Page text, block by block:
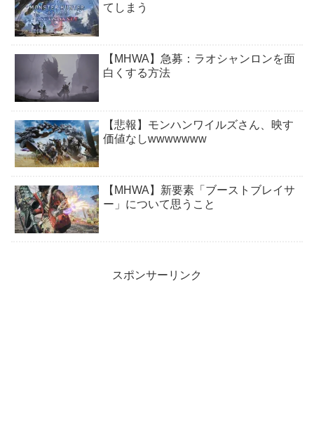
てしまう
【MHWA】急募：ラオシャンロンを面
白くする方法
【悲報】モンハンワイルズさん、映す
価値なしwwwwwww
【MHWA】新要素「ブーストブレイサ
ー」について思うこと
スポンサーリンク